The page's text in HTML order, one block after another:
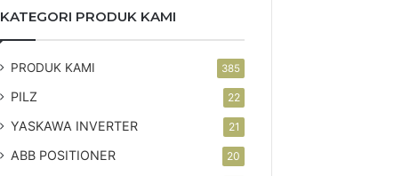
KATEGORI PRODUK KAMI
PRODUK KAMI 385
PILZ 22
YASKAWA INVERTER 21
ABB POSITIONER 20